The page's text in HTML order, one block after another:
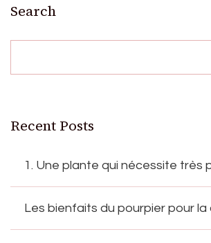
Search
Recent Posts
1. Une plante qui nécessite très
Les bienfaits du pourpier pour la